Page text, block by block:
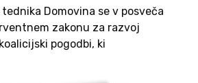
Domovina se v posveča
zakonu za razvoj
pogodbi, ki